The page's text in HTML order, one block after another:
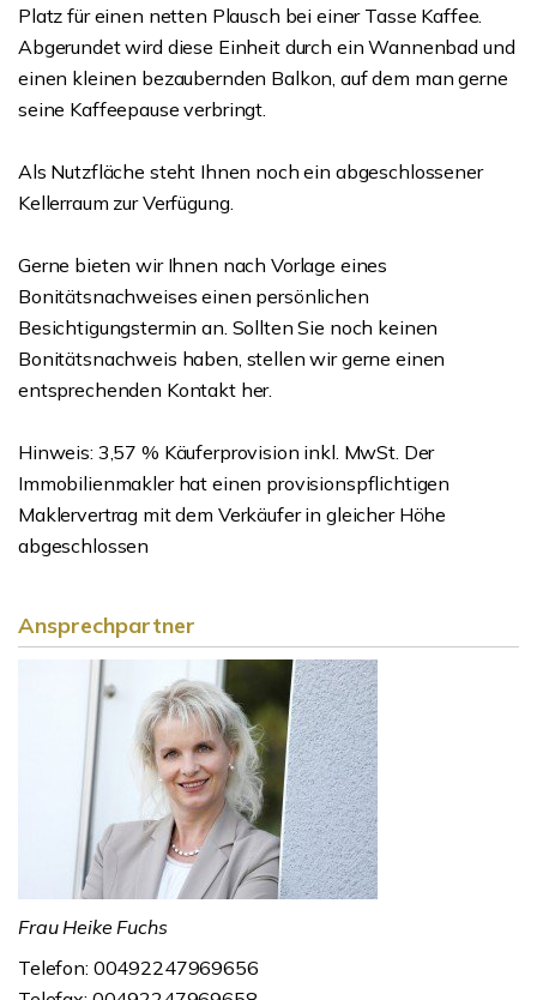
Platz für einen netten Plausch bei einer Tasse Kaffee.
Abgerundet wird diese Einheit durch ein Wannenbad und
einen kleinen bezaubernden Balkon, auf dem man gerne
seine Kaffeepause verbringt.
Als Nutzfläche steht Ihnen noch ein abgeschlossener
Kellerraum zur Verfügung.
Gerne bieten wir Ihnen nach Vorlage eines
Bonitätsnachweises einen persönlichen
Besichtigungstermin an. Sollten Sie noch keinen
Bonitätsnachweis haben, stellen wir gerne einen
entsprechenden Kontakt her.
Hinweis: 3,57 % Käuferprovision inkl. MwSt. Der
Immobilienmakler hat einen provisionspflichtigen
Maklervertrag mit dem Verkäufer in gleicher Höhe
abgeschlossen
Ansprechpartner
Frau Heike Fuchs
Telefon: 00492247969656